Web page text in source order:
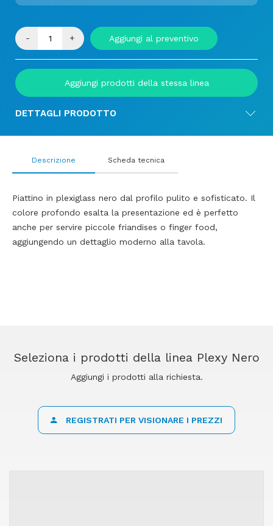
- + Aggiungi al preventivo
Aggiungi prodotti della stessa linea
DETTAGLI PRODOTTO
Descrizione
Piattino in plexiglass nero dal profilo pulito e sofisticato. Il
colore profondo esalta la presentazione ed è perfetto
anche per servire piccole friandises o finger food,
aggiungendo un dettaglio moderno alla tavola.
Scheda tecnica
Seleziona i prodotti della linea Plexy Nero
Aggiungi i prodotti alla richiesta.
REGISTRATI PER VISIONARE I PREZZI